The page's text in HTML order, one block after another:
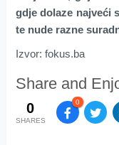
gdje dolaze najveći
te nude razne
Izvor: fokus.ba
Share and
0
SHARES
0